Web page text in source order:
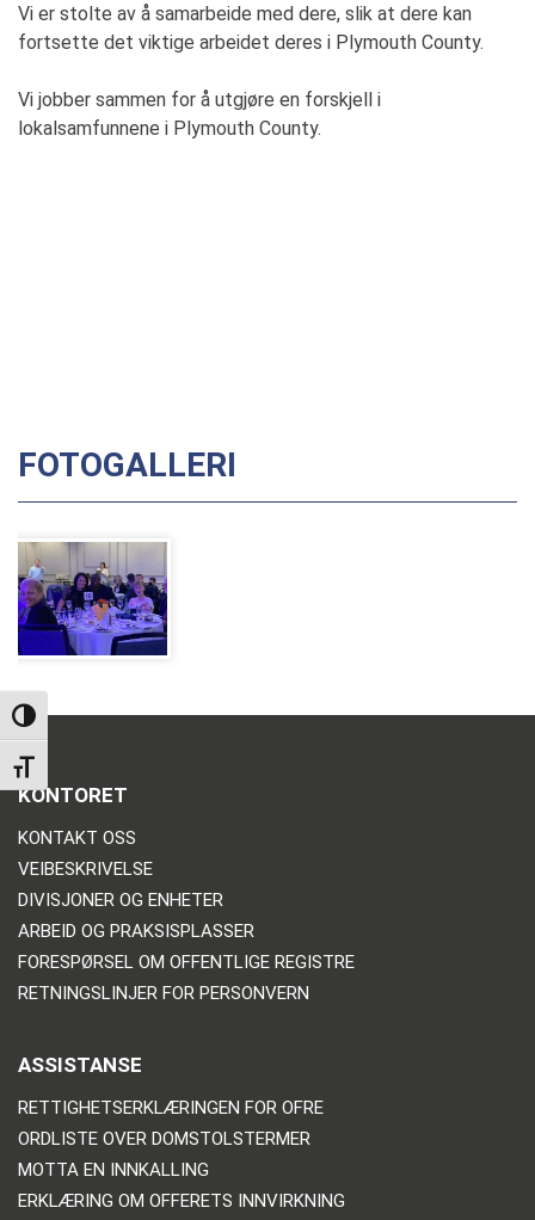
TOGGLE HIGH CONTRAST
TOGGLE FONT SIZE
Vi er stolte av å samarbeide med dere, slik at dere kan
fortsette det viktige arbeidet deres i Plymouth County.
Vi jobber sammen for å utgjøre en forskjell i
lokalsamfunnene i Plymouth County.
FOTOGALLERI
KONTORET
KONTAKT OSS
VEIBESKRIVELSE
DIVISJONER OG ENHETER
ARBEID OG PRAKSISPLASSER
FORESPØRSEL OM OFFENTLIGE REGISTRE
RETNINGSLINJER FOR PERSONVERN
ASSISTANSE
RETTIGHETSERKLÆRINGEN FOR OFRE
ORDLISTE OVER DOMSTOLSTERMER
MOTTA EN INNKALLING
ERKLÆRING OM OFFERETS INNVIRKNING